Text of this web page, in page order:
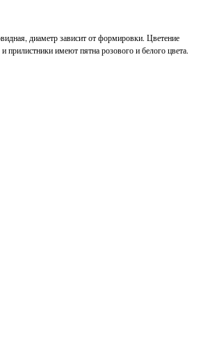
диаметр зависит от формировки. Цветение
прилистники имеют пятна розового и белого цвета.